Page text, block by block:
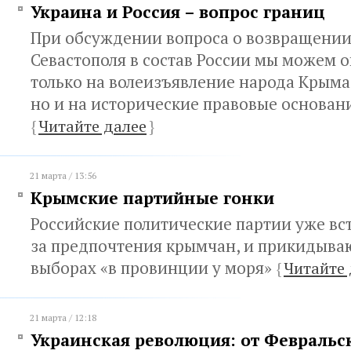
Украина и Россия – вопрос границ
При обсуждении вопроса о
Севастополя в состав России мы можем
только на волеизъявление народа
но и на исторические правовые
{Читайте далее}
21 марта / 13:56
Крымские партийные гонки
Российские политические партии уже
за предпочтения крымчан, и
выборах «в провинции у моря» {Читайте
21 марта / 12:18
Украинская революция: от